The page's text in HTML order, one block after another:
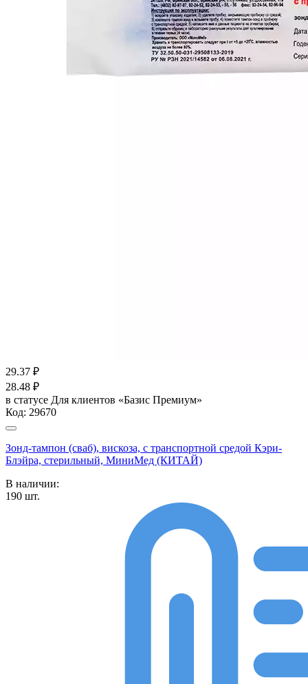
29.37 ₽
28.48 ₽
в статусе Для клиентов «Базис Премиум»
Код: 29670
Зонд-тампон (сваб), вискоза, с транспортной средой Кэри-
Блэйра, стерильный, МиниМед (КИТАЙ)
В наличии:
190 шт.